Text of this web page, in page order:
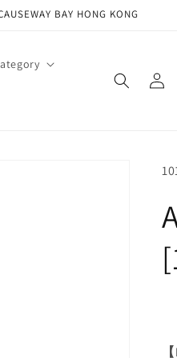
BAY HONG KONG
Log
in